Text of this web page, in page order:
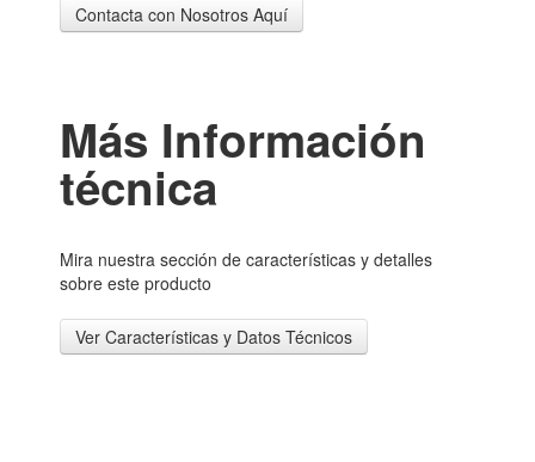
Contacta con Nosotros Aquí
Más Información
técnica
Mira nuestra sección de características y detalles
sobre este producto
Ver Características y Datos Técnicos